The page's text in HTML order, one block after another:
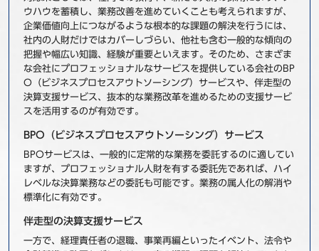
ウハウを蓄積し、業務改善を進めていくことも考えられますが、
企業価値向上につながるような根本的な課題の解決を行うには、
社内の人財だけではカバーしづらい、他社も含む一般的な傾向の
把握や幅広い知識、経験が重要といえます。そのため、さまざま
な会社にプロフェッショナルなサービスを提供している会社のBP
O（ビジネスプロセスアウトソーシング）サービスや、伴走型の
決算支援サービス、抜本的な業務改革を進めるための支援サービ
スを活用するのが有効です。
BPO（ビジネスプロセスアウトソーシング）サービス
BPOサービスは、一般的に定常的な業務を委託するのに適してい
ますが、プロフェッショナル人財を有する委託先であれば、ハイ
レベルな決算業務などの委託も可能です。業務の属人化の解消や
標準化に有効です。
伴走型の決算支援サービス
一方で、経理責任者の退職、事業再編といったイベント、法令や